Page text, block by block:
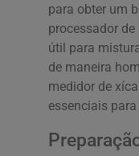
para obter um
processador
útil para
de maneira
medidor de
essenciais